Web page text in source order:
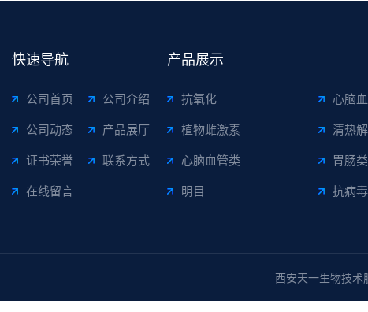
快速导航
公司首页 公司介绍
公司动态 产品展厅
证书荣誉 联系方式
在线留言
产品展示
抗氧化 心脑
植物雌激素 清热
心脑血管类 胃肠类
明目 抗病毒
西安天一生物技术